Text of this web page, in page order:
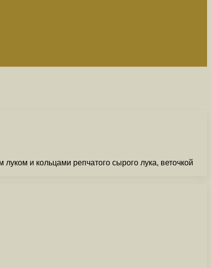
и кольцами репчатого сырого лука, веточкой